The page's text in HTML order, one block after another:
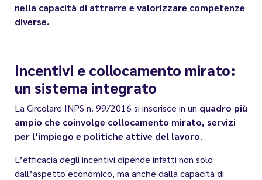
nella capacità di attrarre e valorizzare competenze
diverse.
Incentivi e collocamento mirato:
un sistema integrato
La Circolare INPS n. 99/2016 si inserisce in un quadro più
ampio che coinvolge collocamento mirato, servizi
per l’impiego e politiche attive del lavoro.
L’efficacia degli incentivi dipende infatti non solo
dall’aspetto economico, ma anche dalla capacità di